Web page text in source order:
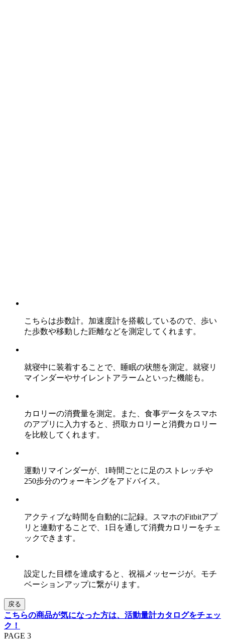
こちらは歩数計。加速度計を搭載しているので、歩い
た歩数や移動した距離などを測定してくれます。
就寝中に装着することで、睡眠の状態を測定。就寝リ
マインダーやサイレントアラームといった機能も。
カロリーの消費量を測定。また、食事データをスマホ
のアプリに入力すると、摂取カロリーと消費カロリー
を比較してくれます。
運動リマインダーが、1時間ごとに足のストレッチや
250歩分のウォーキングをアドバイス。
アクティブな時間を自動的に記録。スマホのFitbitアプ
リと連動することで、1日を通して消費カロリーをチェ
ックできます。
設定した目標を達成すると、祝福メッセージが。モチ
ベーションアップに繋がります。
戻る
こちらの商品が気になった方は、活動量計カタログをチェッ
ク！
PAGE 3